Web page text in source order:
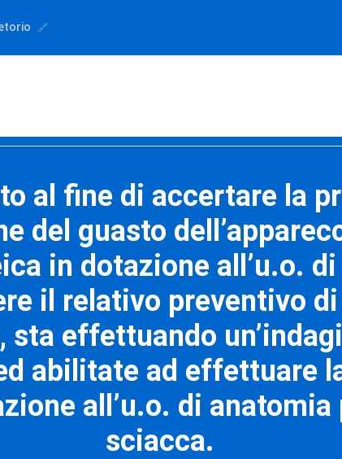
al fine di accertare la
del guasto
in dotazione all’u.o.
il relativo preventivo
sta effettuando
abilitate ad effettuare
all’u.o. di
sciacca.